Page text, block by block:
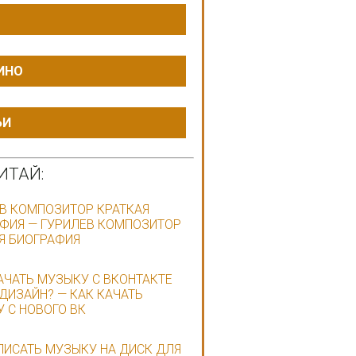
КОМПОЗИТОР КРАТКАЯ
— ГУРИЛЕВ КОМПОЗИТОР
БИОГРАФИЯ
МУЗЫКУ С ВКОНТАКТЕ
— КАК КАЧАТЬ
С НОВОГО ВК
МУЗЫКУ НА ДИСК ДЛЯ